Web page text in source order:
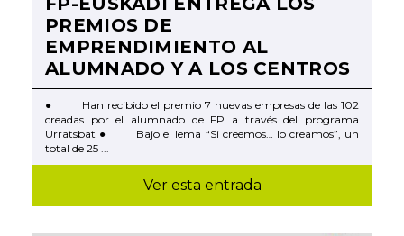
PREMIOS DE
EMPRENDIMIENTO AL
ALUMNADO Y A LOS CENTROS
● Han recibido el premio 7 nuevas empresas de las 102
creadas por el alumnado de FP a través del programa
Urratsbat ● Bajo el lema “Si creemos… lo creamos”, un
total de 25 ...
Ver esta entrada